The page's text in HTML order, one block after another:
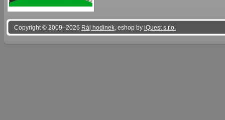
Copyright © 2009–2026 Ráj hodinek , eshop by iQuest s.r.o.